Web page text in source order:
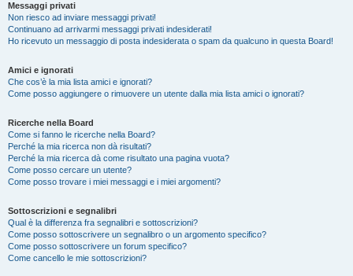
Messaggi privati
Non riesco ad inviare messaggi privati!
Continuano ad arrivarmi messaggi privati indesiderati!
Ho ricevuto un messaggio di posta indesiderata o spam da qualcuno in questa Board!
Amici e ignorati
Che cos’è la mia lista amici e ignorati?
Come posso aggiungere o rimuovere un utente dalla mia lista amici o ignorati?
Ricerche nella Board
Come si fanno le ricerche nella Board?
Perché la mia ricerca non dà risultati?
Perché la mia ricerca dà come risultato una pagina vuota?
Come posso cercare un utente?
Come posso trovare i miei messaggi e i miei argomenti?
Sottoscrizioni e segnalibri
Qual è la differenza fra segnalibri e sottoscrizioni?
Come posso sottoscrivere un segnalibro o un argomento specifico?
Come posso sottoscrivere un forum specifico?
Come cancello le mie sottoscrizioni?